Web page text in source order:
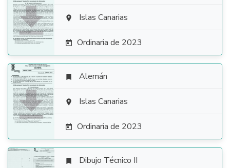
  Islas Canarias
 Ordinaria de 2023

 Alemán
 Islas Canarias
 Ordinaria de 2023
 Dibujo Técnico II